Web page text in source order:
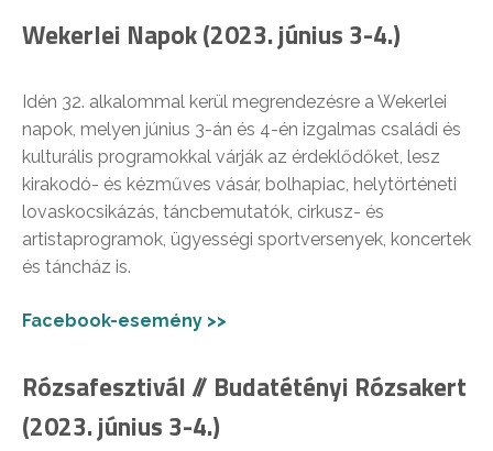
Wekerlei Napok (2023. június 3-4.)
Idén 32. alkalommal kerül megrendezésre a Wekerlei
napok, melyen június 3-án és 4-én izgalmas családi és
kulturális programokkal várják az érdeklődőket, lesz
kirakodó- és kézműves vásár, bolhapiac, helytörténeti
lovaskocsikázás, táncbemutatók, cirkusz- és
artistaprogramok, ügyességi sportversenyek, koncertek
és táncház is.
Facebook-esemény >>
Rózsafesztivál // Budatétényi Rózsakert
(2023. június 3-4.)